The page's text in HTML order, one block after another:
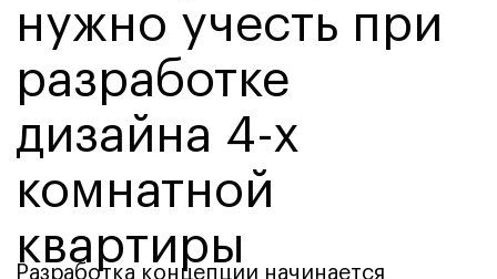
Бюджетные рамки. Все решения
по отделке, материалам и меблировке
принимаются с учетом согласованного
бюджета. Мы помогаем распределить
средства оптимально, без потери качества
наоборот, разделение на более приватные
зоны. Продумываем системы хранения,
расстановку мебели и сценарии
освещения.